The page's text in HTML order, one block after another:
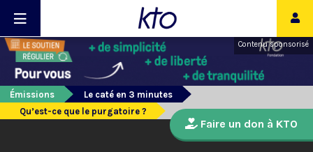
Contenu sponsorisé
Émissions
Le caté en 3 minutes
Qu’est-ce que le purgatoire ?
Faire un don à KTO